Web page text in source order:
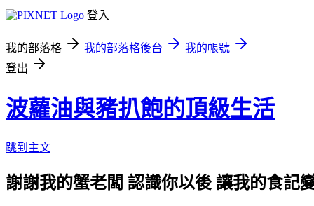
登入
我的部落格 我的部落格後台
我的帳號
登出
波蘿油與豬扒飽的頂級生活
跳到主文
謝謝我的蟹老闆 認識你以後 讓我的食記